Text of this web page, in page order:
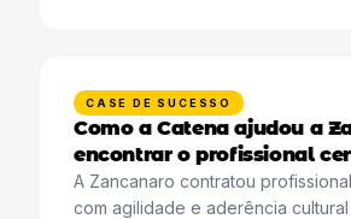
CASE DE SUCESSO
Como a Catena ajudou a
encontrar o profissional
A Zancanaro contratou
com agilidade e aderência